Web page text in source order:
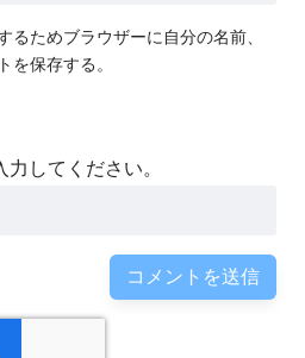
るためブラウザーに自分の名前、
を保存する。
力してください。